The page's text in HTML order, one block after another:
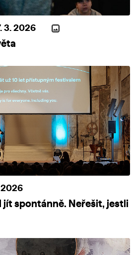
3. 2026
2026
jít spontánně. Neřešit, jestli